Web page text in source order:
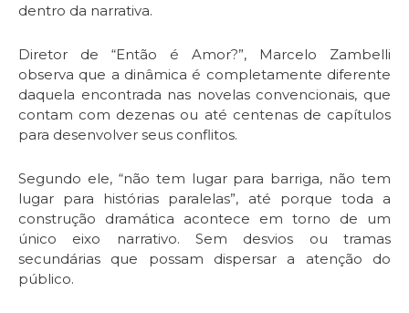
dentro da narrativa.
Diretor de “Então é Amor?”, Marcelo Zambelli
observa que a dinâmica é completamente diferente
daquela encontrada nas novelas convencionais, que
contam com dezenas ou até centenas de capítulos
para desenvolver seus conflitos.
Segundo ele, “não tem lugar para barriga, não tem
lugar para histórias paralelas”, até porque toda a
construção dramática acontece em torno de um
único eixo narrativo. Sem desvios ou tramas
secundárias que possam dispersar a atenção do
público.